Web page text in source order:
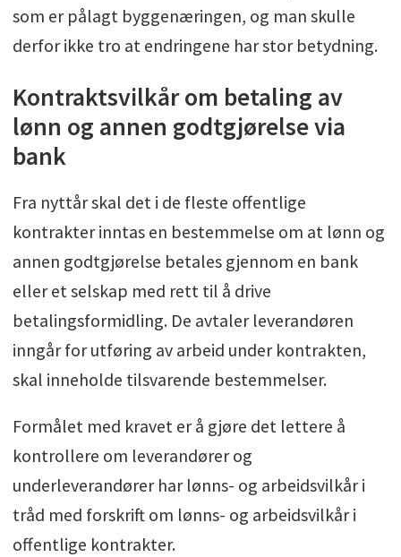
som er pålagt byggenæringen, og man skulle
derfor ikke tro at endringene har stor betydning.
Kontraktsvilkår om betaling av
lønn og annen godtgjørelse via
bank
Fra nyttår skal det i de fleste offentlige
kontrakter inntas en bestemmelse om at lønn og
annen godtgjørelse betales gjennom en bank
eller et selskap med rett til å drive
betalingsformidling. De avtaler leverandøren
inngår for utføring av arbeid under kontrakten,
skal inneholde tilsvarende bestemmelser.
Formålet med kravet er å gjøre det lettere å
kontrollere om leverandører og
underleverandører har lønns- og arbeidsvilkår i
tråd med forskrift om lønns- og arbeidsvilkår i
offentlige kontrakter.